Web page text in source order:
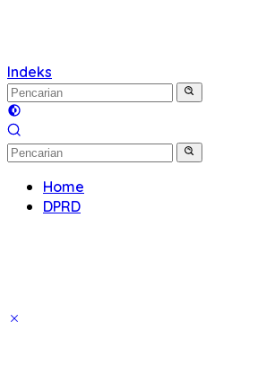
Indeks
Home
DPRD